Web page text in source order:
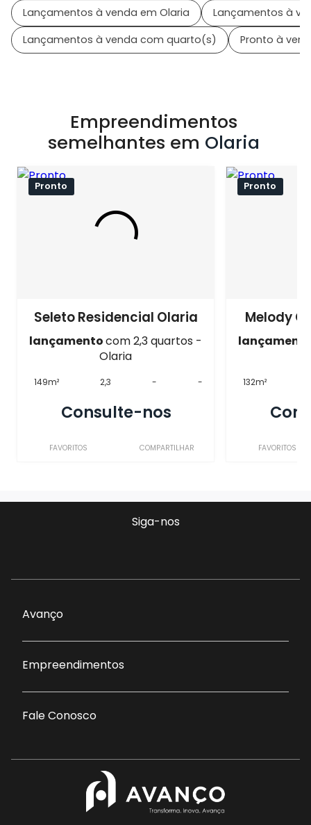
Lançamentos à venda em Olaria
Lançamentos à
Lançamentos à venda com quarto(s)
Pronto à
Empreendimentos
semelhantes em Olaria
Pronto
Seleto Residencial Olaria
lançamentocom 2,3 quartos -
Olaria
149m² 2,3 - -
Consulte-nos
FAVORITOS COMPARTILHAR
Pronto
Melody
132m²
FAVORITOS
Siga-nos
Avanço
Empreendimentos
Fale Conosco